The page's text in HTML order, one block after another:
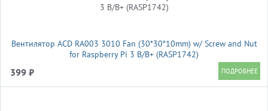
Вентилятор ACD RA003 3010 Fan (30*30*10mm) w/ Screw and Nut
for Raspberry Pi 3 B/B+ (RASP1742)
399 ₽